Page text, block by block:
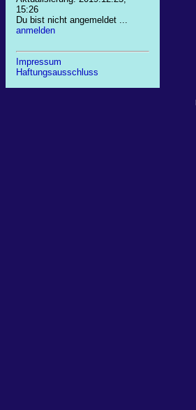
15:26
Du bist nicht angemeldet ...
anmelden
Impressum
Haftungsausschluss